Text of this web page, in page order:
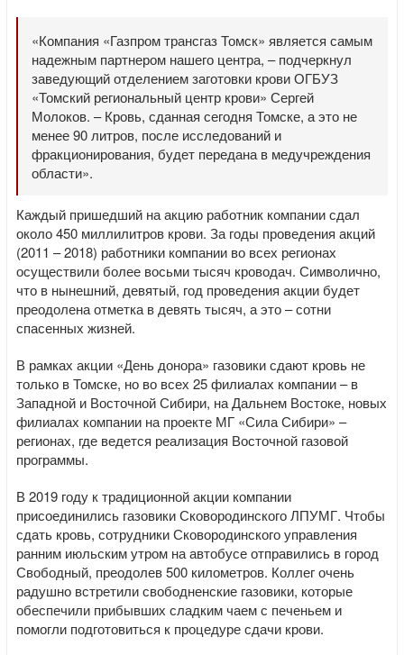
«Компания «Газпром трансгаз Томск» является самым
надежным партнером нашего центра, – подчеркнул
заведующий отделением заготовки крови ОГБУЗ
«Томский региональный центр крови» Сергей
Молоков. – Кровь, сданная сегодня Томске, а это не
менее 90 литров, после исследований и
фракционирования, будет передана в медучреждения
области».
Каждый пришедший на акцию работник компании сдал
около 450 миллилитров крови. За годы проведения акций
(2011 – 2018) работники компании во всех регионах
осуществили более восьми тысяч кроводач. Символично,
что в нынешний, девятый, год проведения акции будет
преодолена отметка в девять тысяч, а это – сотни
спасенных жизней.
В рамках акции «День донора» газовики сдают кровь не
только в Томске, но во всех 25 филиалах компании – в
Западной и Восточной Сибири, на Дальнем Востоке, новых
филиалах компании на проекте МГ «Сила Сибири» –
регионах, где ведется реализация Восточной газовой
программы.
В 2019 году к традиционной акции компании
присоединились газовики Сковородинского ЛПУМГ. Чтобы
сдать кровь, сотрудники Сковородинского управления
ранним июльским утром на автобусе отправились в город
Свободный, преодолев 500 километров. Коллег очень
радушно встретили свободненские газовики, которые
обеспечили прибывших сладким чаем с печеньем и
помогли подготовиться к процедуре сдачи крови.